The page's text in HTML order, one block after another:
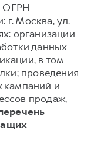
ОГРН
г. Москва, ул.
организации
данных
в том
проведения
кампаний и
продаж,